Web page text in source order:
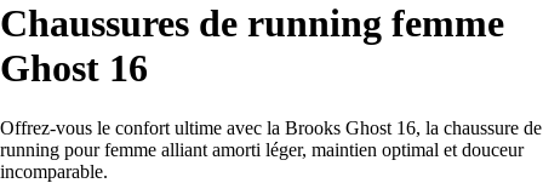
Chaussures de running femme
Ghost 16
Offrez-vous le confort ultime avec la Brooks Ghost 16, la chaussure de
running pour femme alliant amorti léger, maintien optimal et douceur
incomparable.